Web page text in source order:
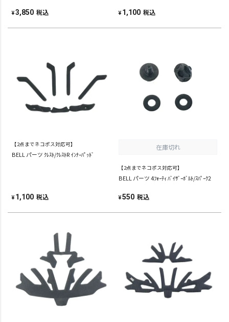
¥3,850 税込 ¥ 1,100 税込
【2点までネコポス対応可】
BELL パーツ ｸﾚｽﾄ/ｸﾚｽﾄR ｲﾝﾅｰﾊﾟｯﾄﾞ
¥ 1,100 税込
在庫切れ
【2点までネコポス対応可】
BELL パーツ 4ﾌｫｰﾃｨ ﾊﾞｲｻﾞｰﾎﾞﾙﾄ/ｽﾊﾟｰｸ2
¥550 税込